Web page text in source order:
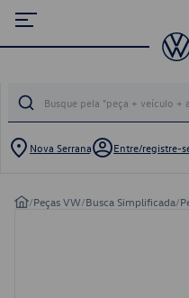
Nova Serrana Entre/registre-
/Peças VW/Busca Simplificada/